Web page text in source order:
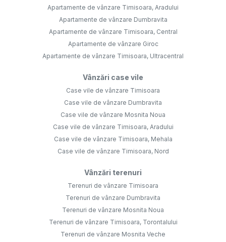
Apartamente de vânzare Timisoara, Aradului
Apartamente de vânzare Dumbravita
Apartamente de vânzare Timisoara, Central
Apartamente de vânzare Giroc
Apartamente de vânzare Timisoara, Ultracentral
Vânzări case vile
Case vile de vânzare Timisoara
Case vile de vânzare Dumbravita
Case vile de vânzare Mosnita Noua
Case vile de vânzare Timisoara, Aradului
Case vile de vânzare Timisoara, Mehala
Case vile de vânzare Timisoara, Nord
Vânzări terenuri
Terenuri de vânzare Timisoara
Terenuri de vânzare Dumbravita
Terenuri de vânzare Mosnita Noua
Terenuri de vânzare Timisoara, Torontalului
Terenuri de vânzare Mosnita Veche